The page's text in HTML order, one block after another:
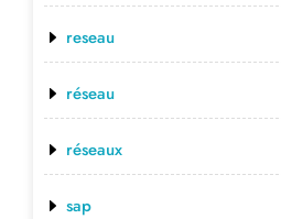
reseau
réseau
réseaux
sap